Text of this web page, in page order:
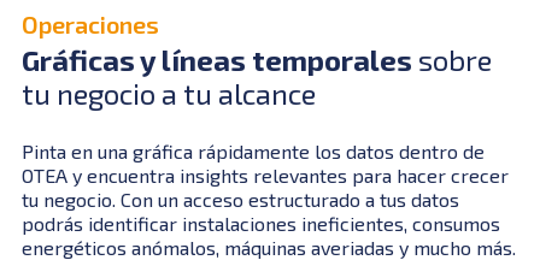
Operaciones
Gráficas y líneas temporales sobre
tu negocio a tu alcance
Pinta en una gráfica rápidamente los datos dentro de
OTEA y encuentra insights relevantes para hacer crecer
tu negocio. Con un acceso estructurado a tus datos
podrás identificar instalaciones ineficientes, consumos
energéticos anómalos, máquinas averiadas y mucho más.